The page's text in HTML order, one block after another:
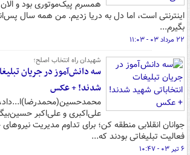
همسرم پیک‌موتوری بود و
اینترنتی است، اما دل به دریا زدیم. من همه سال
بگیرم...
۲۲ مرداد ۰۳ - ۱۱:۰۳
شهیدان راه انتخاب اصلح؛
سه دانش‌آموز در جریان
شدند! + عکس
علی‌اکبری و علی‌اکبر
جوانان انقلابی منطقه کن؛ برای تداوم مدیریت
فعالیت تبلیغاتی بودند که...
۶ تیر ۰۳ - ۱۰:۴۷